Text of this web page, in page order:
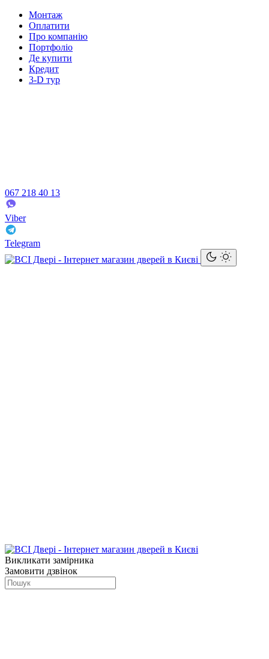
Монтаж
Оплатити
Про компанію
Портфоліо
Де купити
Кредит
3-D тур
067 218 40 13
Viber
Telegram
Викликати замірника
Замовити дзвінок